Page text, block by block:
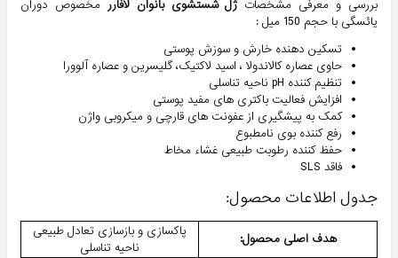
بررسی و معرفی مشخصات ژل شستشوی بانوان لافارر مخصوص دوران
یائسگی با حجم 150 میل :
تسکین دهنده خارش و سوزش پوستی
حاوی عصاره کالاندولا ، اسید لاکتیک، گلیسرین و عصاره آلوورا
تنظیم کننده pH ناحیه تناسلی
افزایش فعالیت باکتری های مفید پوستی
کمک به پیشگیری از عفونت های قارچی و میکروبی واژن
رفع کننده بوی نامطبوع
حفظ کننده رطوبت طبیعی غشاء مخاط
فاقد SLS
جدول اطلاعات محصول:
هدف اصلی محصول:
پاکسازی و بازسازی تعادل طبیعی
ناحیه تناسلی